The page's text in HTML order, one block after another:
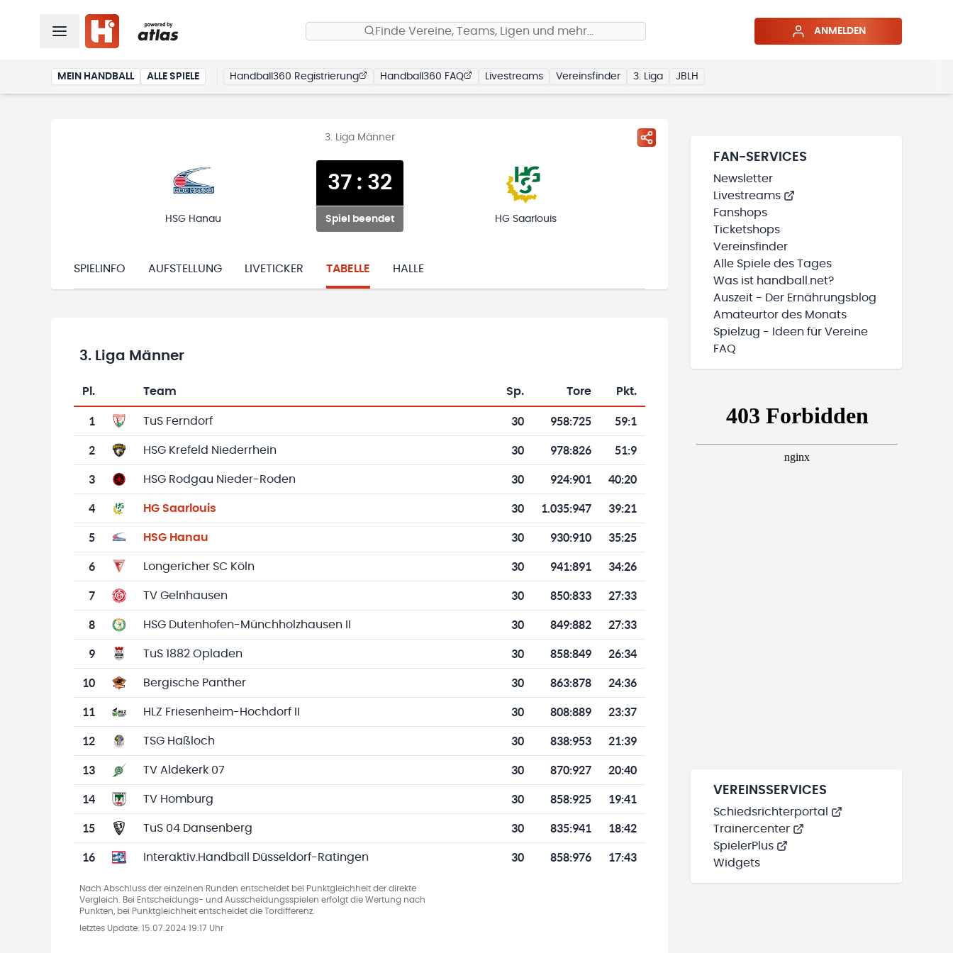
Finde Vereine, Teams, Ligen und mehr… ANMELDEN
MEIN HANDBALL ALLE SPIELE Handball360 Registrierung Handball360 FAQ Livestreams Vereinsfinder 3. Liga JBLH
3. Liga Männer
HSG Hanau
37: 32
Spiel beendet HG Saarlouis
SPIELINFO AUFSTELLUNG LIVETICKER TABELLE HALLE
3. Liga Männer
Tabelle mit Vereinsplatzierungen, Spielen, Toren und Punkten
Pl. Team Sp. Tore Pkt.
1 TuS Ferndorf 30 958:725 59:1
2 HSG Krefeld Niederrhein 30 978:826 51:9
3 HSG Rodgau Nieder-Roden 30 924:901 40:20
4 HG Saarlouis 30 1.035:947 39:21
5 HSG Hanau 30 930:910 35:25
6 Longericher SC Köln 30 941:891 34:26
7 TV Gelnhausen 30 850:833 27:33
8 HSG Dutenhofen-Münchholzhausen II 30 849:882 27:33
9 TuS 1882 Opladen 30 858:849 26:34
10 Bergische Panther 30 863:878 24:36
11 HLZ Friesenheim-Hochdorf II 30 808:889 23:37
12 TSG Haßloch 30 838:953 21:39
13 TV Aldekerk 07 30 870:927 20:40
14 TV Homburg 30 858:925 19:41
15 TuS 04 Dansenberg 30 835:941 18:42
16 Interaktiv.Handball Düsseldorf-Ratingen 30 858:976 17:43
Nach Abschluss der einzelnen Runden entscheidet bei Punktgleichheit der direkte
Vergleich. Bei Entscheidungs- und Ausscheidungsspielen erfolgt die Wertung nach
Punkten, bei Punktgleichheit entscheidet die Tordifferenz.
letztes Update: 15.07.2024 19:17 Uhr
FAN-SERVICES
Newsletter
Livestreams
Fanshops
Ticketshops
Vereinsfinder
Alle Spiele des Tages
Was ist handball.net?
Auszeit - Der Ernährungsblog
Amateurtor des Monats
Spielzug - Ideen für Vereine
FAQ
VEREINSSERVICES
Schiedsrichterportal
Trainercenter
SpielerPlus
Widgets